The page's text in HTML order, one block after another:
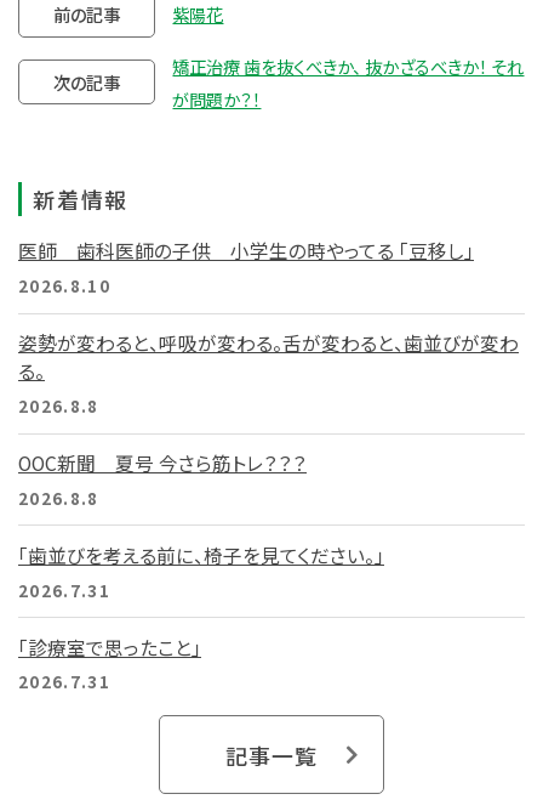
前の記事 紫陽花
次の記事
矯正治療 歯を抜くべきか、 抜かざるべきか！ それ
が問題か？！
新着情報
医師 歯科医師の子供 小学生の時やってる 「豆移し」
2026.8.10
姿勢が変わると、呼吸が変わる。舌が変わると、歯並びが変わ
る。
2026.8.8
OOC新聞 夏号 今さら筋トレ？？？
2026.8.8
「歯並びを考える前に、椅子を見てください。」
2026.7.31
「診療室で思ったこと」
2026.7.31
記事一覧